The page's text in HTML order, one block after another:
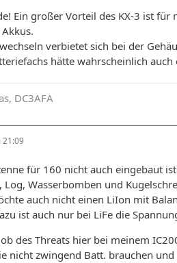
Ein großer Vorteil des KX-3 ist für
verbietet sich bei der
hätte wahrscheinlich
DC3AFA
21:09
für 160 nicht auch eingebaut
Log, Wasserbomben und
auch nicht einen LiIon mit
ist auch nur bei LiFe die
ob des Threats hier bei meinem
nicht zwingend Batt. brauchen